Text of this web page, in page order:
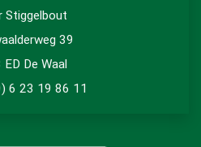
Stiggelbout
39
De Waal
6 23 19 86 11